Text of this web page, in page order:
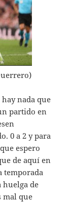
nada que
partido en
0 a 2 y para
espero
de aquí en
temporada
huelga de
mal que